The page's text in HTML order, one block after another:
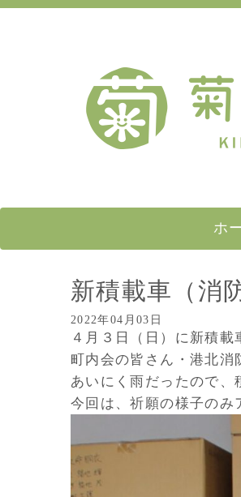
ホ
新積載車（消
2022年04月03日
４月３日（日）に新積
町内会の皆さん・港北消
あいにく雨だったので、
今回は、祈願の様子のみ